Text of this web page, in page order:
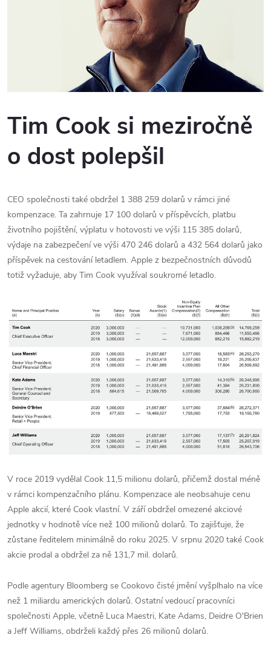
Tim Cook si meziročně
o dost polepšil
CEO společnosti také obdržel 1 388 259 dolarů v rámci jiné
kompenzace. Ta zahrnuje 17 100 dolarů v příspěvcích, platbu
životního pojištění, výplatu v hotovosti ve výši 115 385 dolarů,
výdaje na zabezpečení ve výši 470 246 dolarů a 432 564 dolarů jako
příspěvek na cestování letadlem. Apple z bezpečnostních důvodů
totiž vyžaduje, aby Tim Cook využíval soukromé letadlo.
V roce 2019 vydělal Cook 11,5 milionu dolarů, přičemž dostal méně
v rámci kompenzačního plánu. Kompenzace ale neobsahuje cenu
Apple akcií, které Cook vlastní. V září obdržel omezené akciové
jednotky v hodnotě více než 100 milionů dolarů. To zajišťuje, že
zůstane ředitelem minimálně do roku 2025. V srpnu 2020 také Cook
akcie prodal a obdržel za ně 131,7 mil. dolarů.
Podle agentury Bloomberg se Cookovo čisté jmění vyšplhalo na více
než 1 miliardu amerických dolarů. Ostatní vedoucí pracovníci
společnosti Apple, včetně Luca Maestri, Kate Adams, Deidre O'Brien
a Jeff Williams, obdrželi každý přes 26 milionů dolarů.